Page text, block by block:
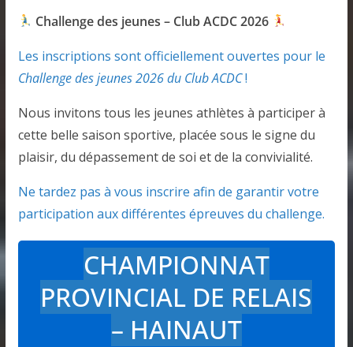
Challenge des jeunes – Club ACDC 2026
Les inscriptions sont officiellement ouvertes pour le
Challenge des jeunes 2026 du Club ACDC!
Nous invitons tous les jeunes athlètes à participer à
cette belle saison sportive, placée sous le signe du
plaisir, du dépassement de soi et de la convivialité.
Ne tardez pas à vous inscrire afin de garantir votre
participation aux différentes épreuves du challenge.
CHAMPIONNAT
PROVINCIAL DE RELAIS
– HAINAUT